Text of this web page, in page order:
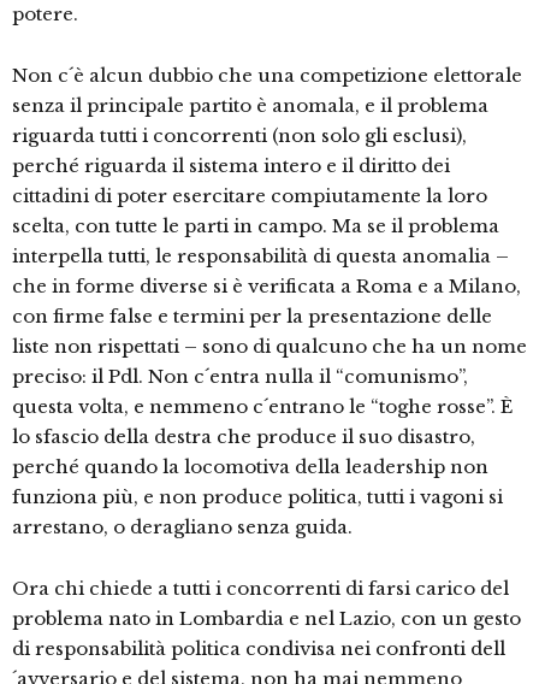
potere.
Non c´è alcun dubbio che una competizione elettorale
senza il principale partito è anomala, e il problema
riguarda tutti i concorrenti (non solo gli esclusi),
perché riguarda il sistema intero e il diritto dei
cittadini di poter esercitare compiutamente la loro
scelta, con tutte le parti in campo. Ma se il problema
interpella tutti, le responsabilità di questa anomalia –
che in forme diverse si è verificata a Roma e a Milano,
con firme false e termini per la presentazione delle
liste non rispettati – sono di qualcuno che ha un nome
preciso: il Pdl. Non c´entra nulla il “comunismo”,
questa volta, e nemmeno c´entrano le “toghe rosse”. È
lo sfascio della destra che produce il suo disastro,
perché quando la locomotiva della leadership non
funziona più, e non produce politica, tutti i vagoni si
arrestano, o deragliano senza guida.
Ora chi chiede a tutti i concorrenti di farsi carico del
problema nato in Lombardia e nel Lazio, con un gesto
di responsabilità politica condivisa nei confronti dell
´avversario e del sistema, non ha mai nemmeno